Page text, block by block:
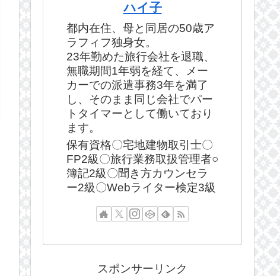
ハイ子
都内在住、母と同居の50歳ア
ラフィフ独身女。
23年勤めた旅行会社を退職、
無職期間1年弱を経て、メー
カーでの派遣事務3年を満了
し、そのまま同じ会社でパー
トタイマーとして働いており
ます。
保有資格〇宅地建物取引士〇
FP2級〇旅行業務取扱管理者○
簿記2級〇聞き方カウンセラ
ー2級〇Webライター検定3級
スポンサーリンク